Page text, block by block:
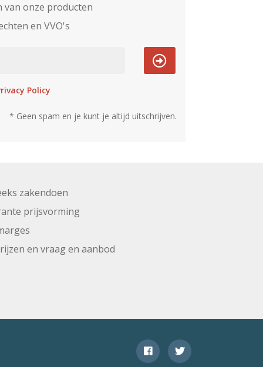
van onze producten
en VVO's
Policy
* Geen spam en je kunt je altijd uitschrijven.
zakendoen
prijsvorming
en vraag en aanbod